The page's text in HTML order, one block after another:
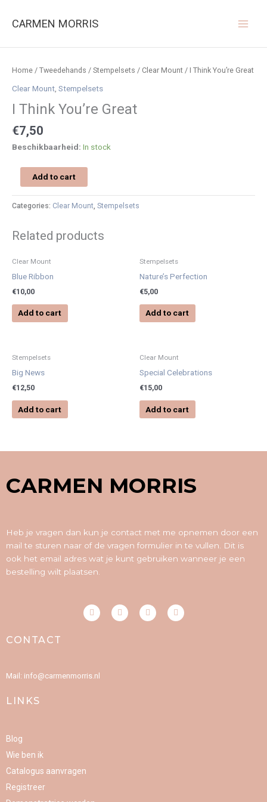
naar
inhoud
CARMEN MORRIS
Home / Tweedehands / Stempelsets / Clear Mount / I Think You’re Great
Clear Mount Stempelsets
I Think You’re Great
€7,50
Beschikbaarheid: In stock
Think
Great
quantity
Add to cart
Categories: Clear Mount, Stempelsets
Related products
Clear Mount
Blue Ribbon
€10,00
Add to cart
Stempelsets
Nature’s Perfection
€5,00
Add to cart
Stempelsets
Big News
€12,50
Add to cart
Clear Mount
Special Celebrations
€15,00
Add to cart
CARMEN MORRIS
Heb je vragen dan kun je contact met me opnemen door een
mail te sturen naar of de vragen formulier in te vullen. Dit is
ook het email adres wat je kunt gebruiken wanneer je een
bestelling wilt plaatsen.
F
a
c
-
I
n
s
P
i
n
Y
o
u
CONTACT
Mail: info@carmenmorris.nl
LINKS
Blog
Wie ben ik
Catalogus aanvragen
Registreer